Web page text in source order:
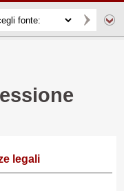
legali